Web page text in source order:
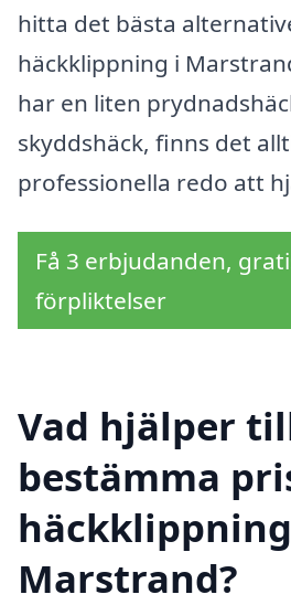
hitta det bästa
häckklippning i
har en liten
skyddshäck, finns det
professionella redo att
Få 3 erbjudanden,
förpliktelser
Vad hjälper
bestämma
Marstrand?